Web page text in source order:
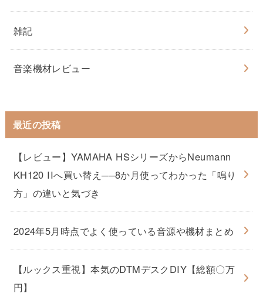
雑記
音楽機材レビュー
最近の投稿
【レビュー】YAMAHA HSシリーズからNeumann
KH120 IIへ買い替え──8か月使ってわかった「鳴り
方」の違いと気づき
2024年5月時点でよく使っている音源や機材まとめ
【ルックス重視】本気のDTMデスクDIY【総額〇万
円】